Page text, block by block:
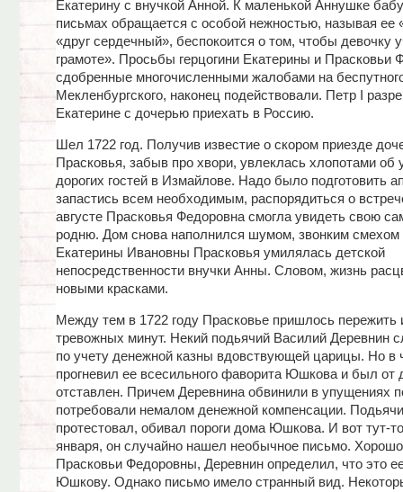
Екатерину с внучкой Анной. К маленькой Аннушке
письмах обращается с особой нежностью, называя ее
«друг сердечный», беспокоится о том, чтобы девочку
грамоте». Просьбы герцогини Екатерины и Прасковьи
сдобренные многочисленными жалобами на
Мекленбургского, наконец подействовали. Петр I
Екатерине с дочерью приехать в Россию.
Шел 1722 год. Получив известие о скором приезде
Прасковья, забыв про хвори, увлеклась хлопотами об
дорогих гостей в Измайлове. Надо было подготовить
запастись всем необходимым, распорядиться о
августе Прасковья Федоровна смогла увидеть свою
родню. Дом снова наполнился шумом, звонким
Екатерины Ивановны Прасковья умилялась детской
непосредственности внучки Анны. Словом, жизнь
новыми красками.
Между тем в 1722 году Прасковье пришлось пережить
тревожных минут. Некий подьячий Василий Деревнин
по учету денежной казны вдовствующей царицы. Но в
прогневил ее всесильного фаворита Юшкова и был от
отставлен. Причем Деревнина обвинили в упущениях
потребовали немалом денежной компенсации.
протестовал, обивал пороги дома Юшкова. И вот тут-
января, он случайно нашел необычное письмо. Хорошо
Прасковьи Федоровны, Деревнин определил, что это
Юшкову. Однако письмо имело странный вид.